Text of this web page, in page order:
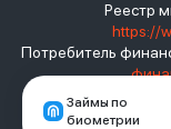
Займы по
биометрии
Реестр
https://
Потребитель
Место
дом 3